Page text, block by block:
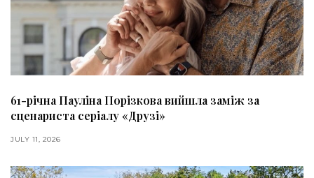
61-річна Пауліна Порізкова вийшла заміж за
сценариста серіалу «Друзі»
JULY 11, 2026